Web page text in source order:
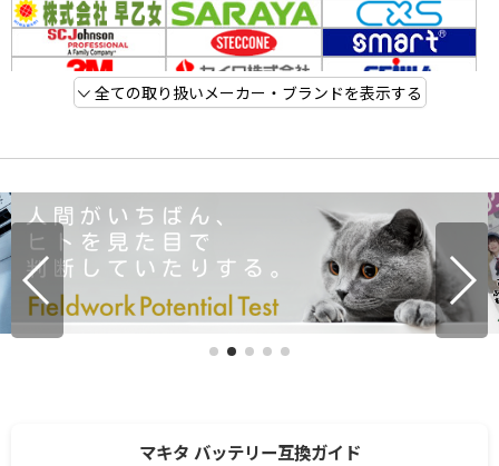
全ての取り扱いメーカー・ブランドを表示する
マキタ バッテリー互換ガイド